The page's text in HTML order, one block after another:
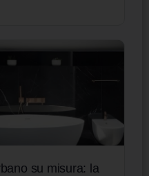
su misura: la